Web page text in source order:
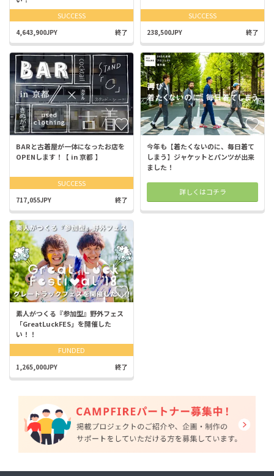
SUCCESS
4,643,900JPY 終了
SUCCESS
238,500JPY 終了
BARと古着屋が一体になったお店を
OPENします！【 in 京都 】
SUCCESS
717,055JPY 終了
今年も【着たくないのに、毎日着て
しまう】ジャケットとパンツが出来
ました！
詳しくはコチラ
素人がつくる『参加型』野外フェス
「GreatLuckFES」を開催した
い！！
FUNDED
1,265,000JPY 終了